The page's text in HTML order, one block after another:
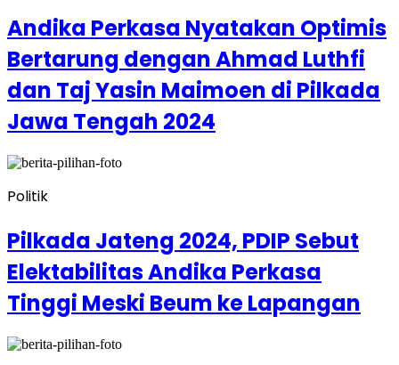
Andika Perkasa Nyatakan Optimis
Bertarung dengan Ahmad Luthfi
dan Taj Yasin Maimoen di Pilkada
Jawa Tengah 2024
Politik
Pilkada Jateng 2024, PDIP Sebut
Elektabilitas Andika Perkasa
Tinggi Meski Beum ke Lapangan